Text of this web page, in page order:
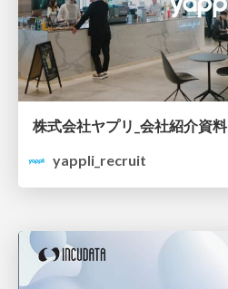
株式会社ヤプリ_会社紹介資料
yappli_recruit